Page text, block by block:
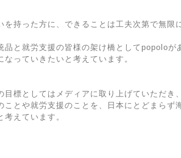
を持った方に、できることは工夫次第で無限
品と就労支援の皆様の架け橋としてpopoloが
なっていきたいと考えています。
目標としてはメディアに取り上げていただき、
ことや就労支援のことを、日本にとどまらず
考えています。